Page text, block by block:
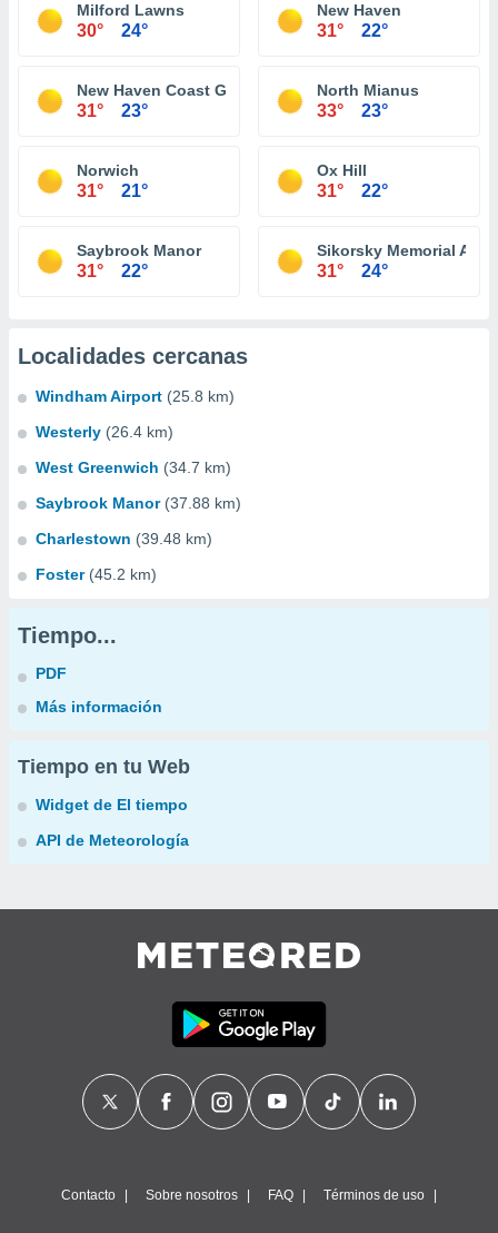
Milford Lawns
30° 24°
New Haven
31° 22°
New Haven Coast Guard Station
31° 23°
North Mianus
33° 23°
Norwich
31° 21°
Ox Hill
31° 22°
Saybrook Manor
31° 22°
Sikorsky Memorial
31° 24°
Localidades cercanas
Windham Airport (25.8 km)
Westerly (26.4 km)
West Greenwich (34.7 km)
Saybrook Manor (37.88 km)
Charlestown (39.48 km)
Foster (45.2 km)
Tiempo...
PDF
Más información
Tiempo en tu Web
Widget de El tiempo
API de Meteorología
Contacto Sobre nosotros FAQ Términos de uso